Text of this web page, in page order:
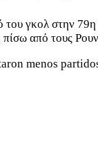
γκολ στην 79η
από τους
menos